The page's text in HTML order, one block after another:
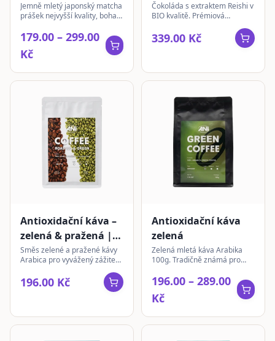
Jemně mletý japonský matcha
prášek nejvyšší kvality, bohatý
pro přirozenou energii.
179.00 – 299.00
Kč
Čokoláda s extraktem Reishi v
BIO kvalitě. Prémiová
pohody a funkční podporu.
339.00 Kč
Antioxidační káva –
zelená & pražená |
mletá
Směs zelené a pražené kávy
Arabica pro vyvážený zážitek.
vlastnosti v jednom šálku.
196.00 Kč
Antioxidační káva
zelená
Zelená mletá káva Arabika
100g. Tradičně známá pro
chlorogenových kyselin.
196.00 – 289.00
Kč